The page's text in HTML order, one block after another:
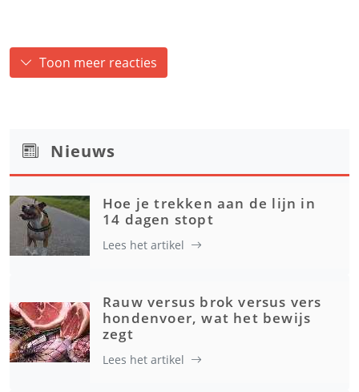
Toon meer reacties
Nieuws
Hoe je trekken aan de lijn in
14 dagen stopt
Lees het artikel
Rauw versus brok versus vers
hondenvoer, wat het bewijs
zegt
Lees het artikel